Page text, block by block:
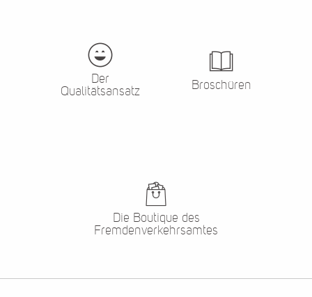
Der
Qualitätsansatz
Broschüren
Die Boutique des
Fremdenverkehrsamtes